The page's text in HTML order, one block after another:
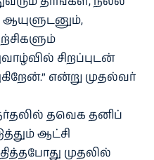
சிறப்புடன்
என்று முதல்வர்
தவெக தனிப்
ஆட்சி
முதலில்